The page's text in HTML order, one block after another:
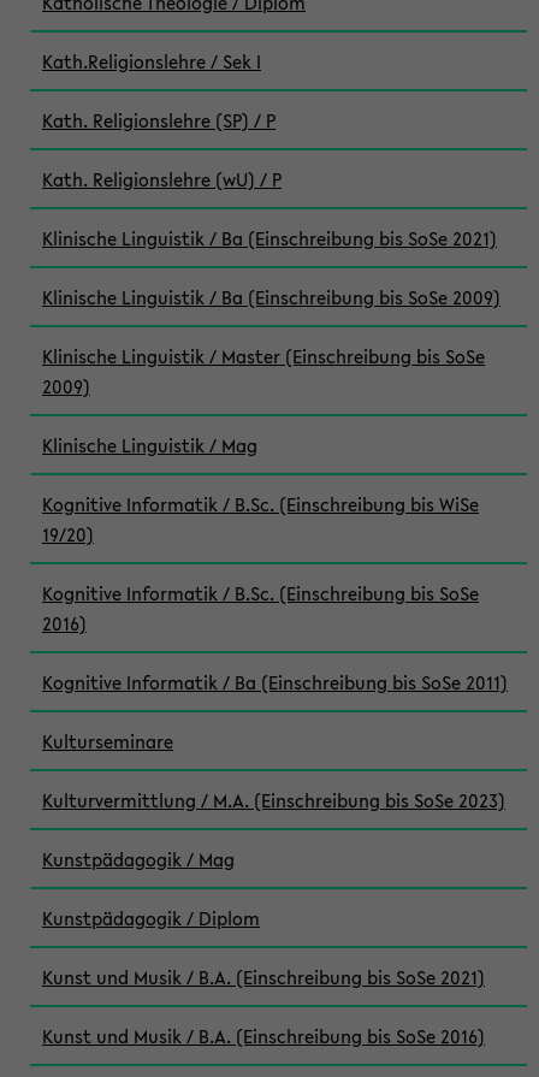
Kath.Religionslehre / Sek I
Kath. Religionslehre (SP) / P
Kath. Religionslehre (wU) / P
Klinische Linguistik / Ba (Einschreibung bis SoSe 2021)
Klinische Linguistik / Ba (Einschreibung bis SoSe 2009)
Klinische Linguistik / Master (Einschreibung bis SoSe
2009)
Klinische Linguistik / Mag
Kognitive Informatik / B.Sc. (Einschreibung bis WiSe
19/20)
Kognitive Informatik / B.Sc. (Einschreibung bis SoSe
2016)
Kognitive Informatik / Ba (Einschreibung bis SoSe 2011)
Kulturseminare
Kulturvermittlung / M.A. (Einschreibung bis SoSe 2023)
Kunstpädagogik / Mag
Kunstpädagogik / Diplom
Kunst und Musik / B.A. (Einschreibung bis SoSe 2021)
Kunst und Musik / B.A. (Einschreibung bis SoSe 2016)